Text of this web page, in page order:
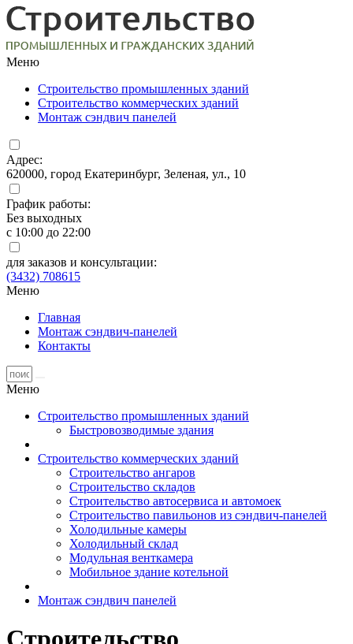
Меню
Строительство промышленных зданий
Строительство коммерческих зданий
Монтаж сэндвич панелей
Адрес:
620000, город Екатеринбург, Зеленая, ул., 10
График работы:
Без выходных
с 10:00 до 22:00
для заказов и консультации:
(3432) 708615
Меню
Главная
Монтаж сэндвич-панелей
Контакты
Меню
Строительство промышленных зданий
Быстровозводимые здания
Строительство коммерческих зданий
Строительство ангаров
Строительство складов
Строительство автосервиса и автомоек
Строительство павильонов из сэндвич-панелей
Холодильные камеры
Холодильный склад
Модульная венткамера
Мобильное здание котельной
Монтаж сэндвич панелей